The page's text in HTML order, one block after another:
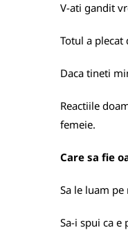
V-ati gandit
Totul a plecat
Daca tineti
Reactiile
femeie.
Care sa fie
Sa le luam pe
Sa-i spui ca e